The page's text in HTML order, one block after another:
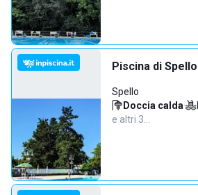
Piscina di Spello
Spello
Doccia calda·
e altri 3…